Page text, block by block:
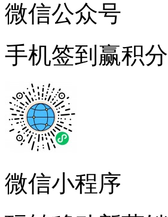
微信公众号
手机签到赢积分
微信小程序